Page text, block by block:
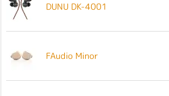
DUNU DK-4001
FAudio Minor